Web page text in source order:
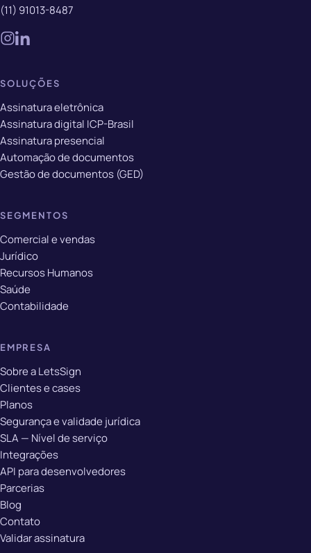
(11) 91013-8487
SOLUÇÕES
Assinatura eletrônica
Assinatura digital ICP-Brasil
Assinatura presencial
Automação de documentos
Gestão de documentos (GED)
SEGMENTOS
Comercial e vendas
Jurídico
Recursos Humanos
Saúde
Contabilidade
EMPRESA
Sobre a LetsSign
Clientes e cases
Planos
Segurança e validade jurídica
SLA — Nível de serviço
Integrações
API para desenvolvedores
Parcerias
Blog
Contato
Validar assinatura